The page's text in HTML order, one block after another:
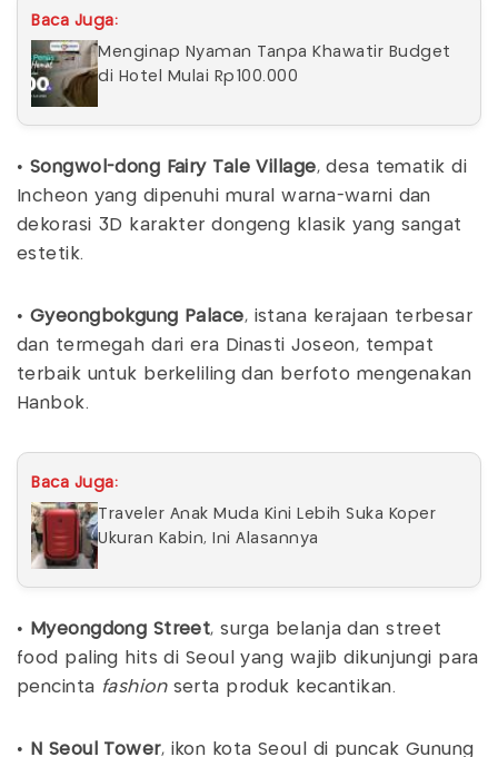
Baca Juga:
Menginap Nyaman Tanpa Khawatir Budget
di Hotel Mulai Rp100.000
• Songwol-dong Fairy Tale Village, desa tematik di
Incheon yang dipenuhi mural warna-warni dan
dekorasi 3D karakter dongeng klasik yang sangat
estetik.
• Gyeongbokgung Palace, istana kerajaan terbesar
dan termegah dari era Dinasti Joseon, tempat
terbaik untuk berkeliling dan berfoto mengenakan
Hanbok.
Baca Juga:
Traveler Anak Muda Kini Lebih Suka Koper
Ukuran Kabin, Ini Alasannya
• Myeongdong Street, surga belanja dan street
food paling hits di Seoul yang wajib dikunjungi para
pencinta fashionserta produk kecantikan.
• N Seoul Tower, ikon kota Seoul di puncak Gunung